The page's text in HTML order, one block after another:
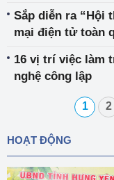
Sắp diễn ra “Hội
mại điện tử toàn
16 vị trí việc làm
nghệ công lập
1 2
HOẠT ĐỘNG